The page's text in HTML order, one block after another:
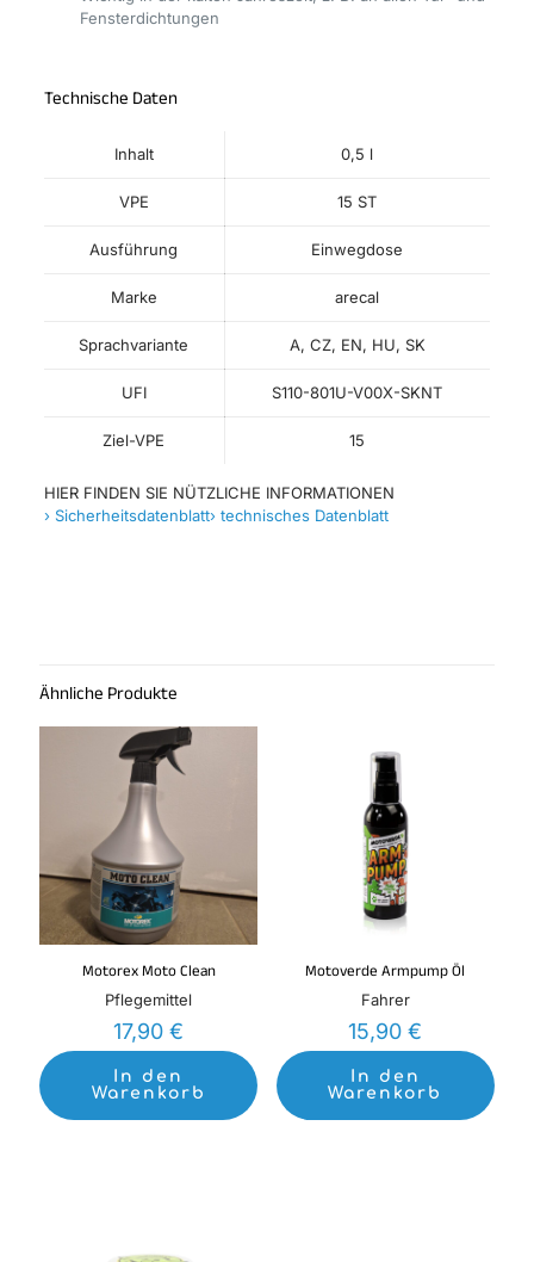
Fensterdichtungen
Technische Daten
Inhalt 0,5 l
VPE 15 ST
Ausführung Einwegdose
Marke arecal
Sprachvariante A, CZ, EN, HU, SK
UFI S110-801U-V00X-SKNT
Ziel-VPE 15
HIER FINDEN SIE NÜTZLICHE INFORMATIONEN
› Sicherheitsdatenblatt› technisches Datenblatt
Ähnliche Produkte
Motorex Moto Clean
Pflegemittel
17,90€
In den
Warenkorb
Motoverde Armpump Öl
Fahrer
15,90€
In den
Warenkorb